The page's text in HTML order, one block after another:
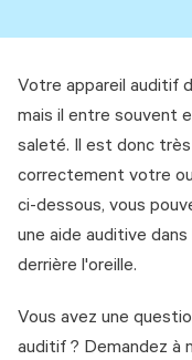
Votre appareil auditif
mais il entre souvent
saleté. Il est donc
correctement votre
ci-dessous, vous
une aide auditive
derrière l'oreille.
Vous avez une
auditif ? Demandez à